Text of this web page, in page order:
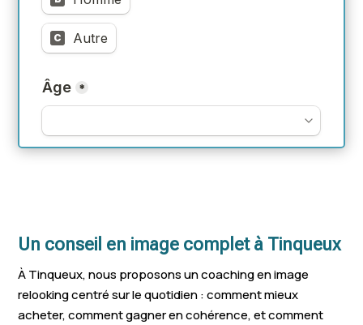
Un conseil en image complet à Tinqueux
À Tinqueux, nous proposons un coaching en image
relooking centré sur le quotidien : comment mieux
acheter, comment gagner en cohérence, et comment